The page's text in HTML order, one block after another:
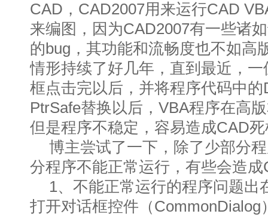
CAD，CAD2007用来运行CAD
来编图，因为CAD2007有一些诸
的bug，其功能和流畅度也不如高
情形持续了好几年，直到最近，
框点击完以后，并将程序代码中
PtrSafe替换以后，VBA程序在高
但是程序不稳定，容易造成CAD
博主尝试了一下，除了少部分
分程序不能正常运行，有些会造
1、不能正常运行的程序问题出
打开对话框控件（CommonDialog